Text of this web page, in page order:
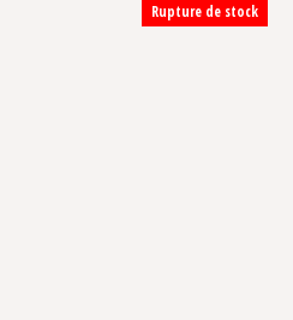
Rupture de stock